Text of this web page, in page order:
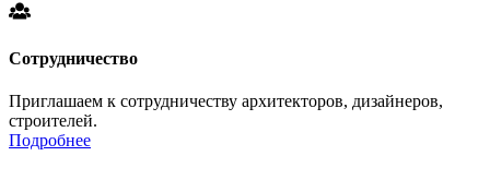
Сотрудничество
Приглашаем к сотрудничеству архитекторов, дизайнеров,
строителей.
Подробнее